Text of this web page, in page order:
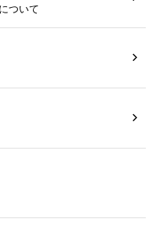
性に優れたメラミ
ついて